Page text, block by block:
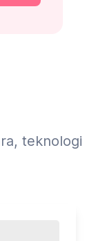
teknologi